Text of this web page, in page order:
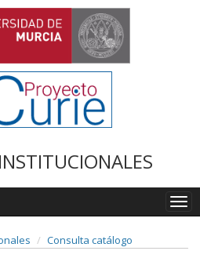
Consulta catálogo